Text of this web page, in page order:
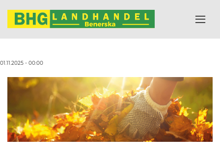
01.11.2025 - 00:00